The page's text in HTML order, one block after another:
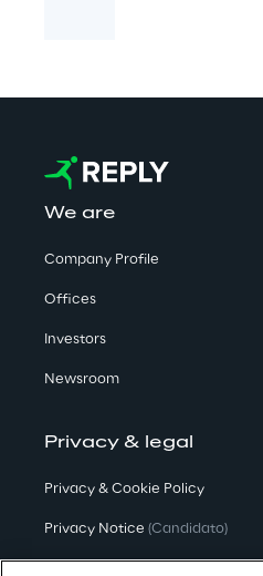
We are
Company Profile
Offices
Investors
Newsroom
Privacy & legal
Privacy & Cookie Policy
Privacy Notice (Candidato)